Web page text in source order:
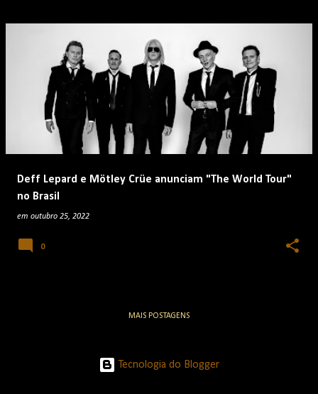
Deff Lepard e Mötley Crüe anunciam "The World Tour"
no Brasil
em outubro 25, 2022
0
MAIS POSTAGENS
Tecnologia do Blogger